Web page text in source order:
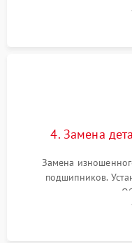
тепловым насосом —
4. Замена
Замена
подшипников.
термодатчиков.
конденсатора,